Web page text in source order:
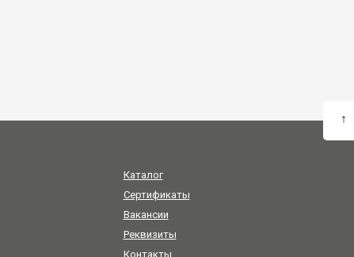
↑
Каталог
Сертификаты
Вакансии
Реквизиты
Контакты